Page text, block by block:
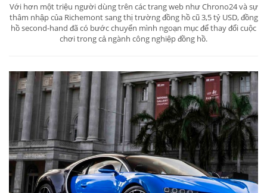
Với hơn một triệu người dùng trên các trang web như Chrono24 và sự
thâm nhập của Richemont sang thị trường đồng hồ cũ 3,5 tỷ USD, đồng
hồ second-hand đã có bước chuyển mình ngoạn mục để thay đổi cuộc
chơi trong cả ngành công nghiệp đồng hồ.